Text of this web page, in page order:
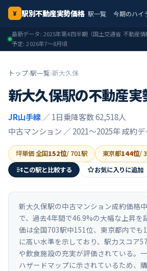
¥ 駅別不動産実勢価格 駅一覧 今期のハイ
最新データ: 2025年第4四半期（国土交通省 不動産
予定:2026年7〜8月頃
トップ›駅一覧›新大久保
新大久保駅の不動産実
JR山手線 ／ 1日乗降客数 62,518人
中古マンション ／2021〜2025年成約デ
坪単価 全国152位/ 701駅 東京都144位/
この駅と比較する
お気に入りに追加
新大久保駅の中古マンション成約価格
で、過去4年間で46.9%の大幅な上昇を
価は全国703駅中151位、東京都内でも
に高い水準を示しており、駅力スコア
や飲食施設の充実が評価されている。
ハザードマップに示されているため、